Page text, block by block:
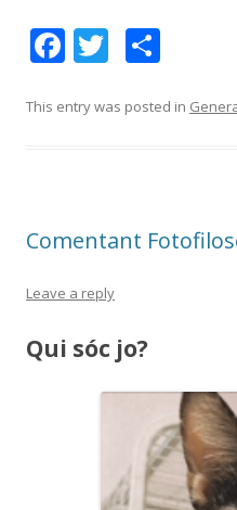
F
e
k
T
itt m
ix
This entry was posted in
Comentant
Leave a reply
Qui sóc jo?